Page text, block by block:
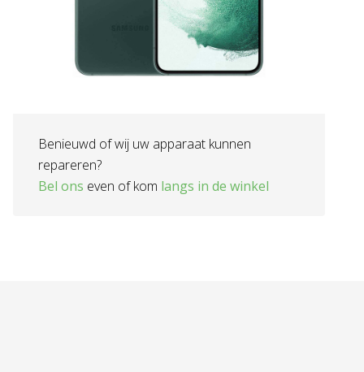
Benieuwd of wij uw apparaat kunnen
repareren?
Bel ons even of kom langs in de winkel